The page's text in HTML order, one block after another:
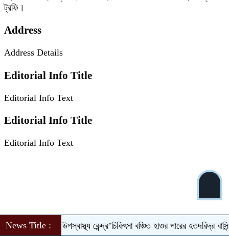
News Title :
‘হাকালুকি উপস্বাস্থ্য কেন্দ্র’চিকিৎসা বঞ্চিত হাওর পারের হতদরিদ্র বাসিন্দারা
ট্রফি।
Address
Address Details
Editorial Info Title
Editorial Info Text
Editorial Info Title
Editorial Info Text